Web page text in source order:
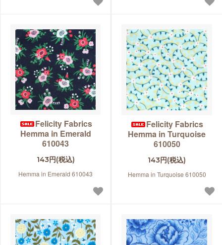
Felicity Fabrics
Hemma in Emerald
610043
143円(税込)
Hemma in Emerald 610043
Felicity Fabrics
Hemma in Turquoise
610050
143円(税込)
Hemma in Turquoise 610050